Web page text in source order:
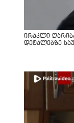
ირაკლი
დეტალებზე